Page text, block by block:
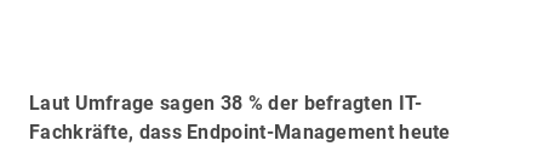
Laut Umfrage sagen 38 % der befragten IT-
Fachkräfte, dass Endpoint-Management heute